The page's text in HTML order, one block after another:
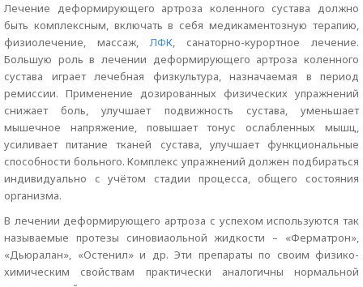
Лечение деформирующего артроза коленного сустава должно
быть комплексным, включать в себя медикаментозную терапию,
физиолечение, массаж,ЛФК, санаторно-курортное лечение.
Большую роль в лечении деформирующего артроза коленного
сустава играет лечебная физкультура, назначаемая в период
ремиссии. Применение дозированных физических упражнений
снижает боль, улучшает подвижность сустава, уменьшает
мышечное напряжение, повышает тонус ослабленных мышц,
усиливает питание тканей сустава, улучшает функциональные
способности больного. Комплекс упражнений должен подбираться
индивидуально с учётом стадии процесса, общего состояния
организма.
В лечении деформирующего артроза с успехом используются так
называемые протезы синовиаольной жидкости – «Ферматрон»,
«Дьюралан», «Остенил» и др. Эти препараты по своим физико-
химическим свойствам практически аналогичны нормальной